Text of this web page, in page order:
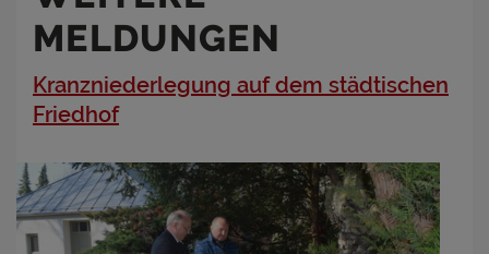
MELDUNGEN
Kranzniederlegung auf dem städtischen
Friedhof